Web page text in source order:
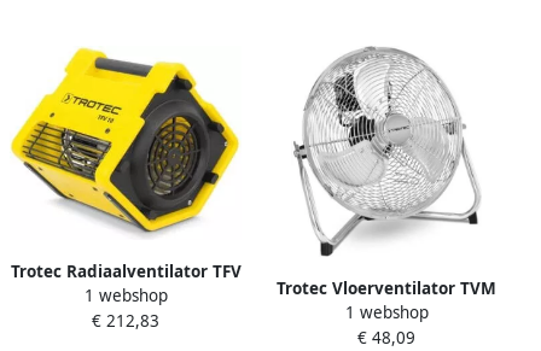
Trotec Radiaalventilator TFV
10 | 380m³ u- TRO13267
1 webshop
€ 212,83
Trotec Vloerventilator TVM
12 chroom | 37 Watt
TRO014301
1 webshop
€ 48,09